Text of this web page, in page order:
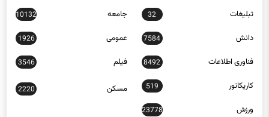
تبلیغات 32 جامعه 10132
دانش 7584 عمومی 1926
فناوری اطلاعات 8492 فیلم 3546
کاریکاتور 519 مسکن 2220
ورزش 23778